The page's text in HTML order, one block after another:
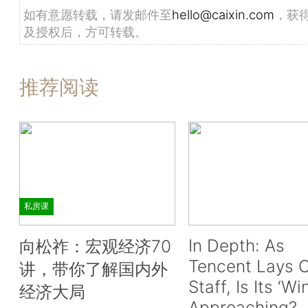
如有意愿转载，请发邮件至hello@caixin.com ，获
及授权后，方可转载。
推荐阅读
私房课
向松祚：宏观经济70
讲，带你了解国内外
经济大局
In Depth: As
Tencent Lays
Staff, Is Its